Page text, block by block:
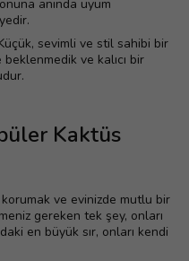
anında uyum
sevimli ve stil sahibi bir
ve kalıcı bir
Kaktüs
korumak ve evinizde mutlu bir
gereken tek şey, onları
en büyük sır, onları kendi